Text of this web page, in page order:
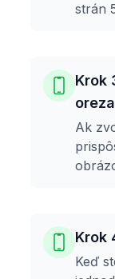
strán
Krok
Ak
Krok
Keď